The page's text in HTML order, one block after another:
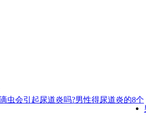
虫会引起尿道炎吗?男性得尿道炎的8个